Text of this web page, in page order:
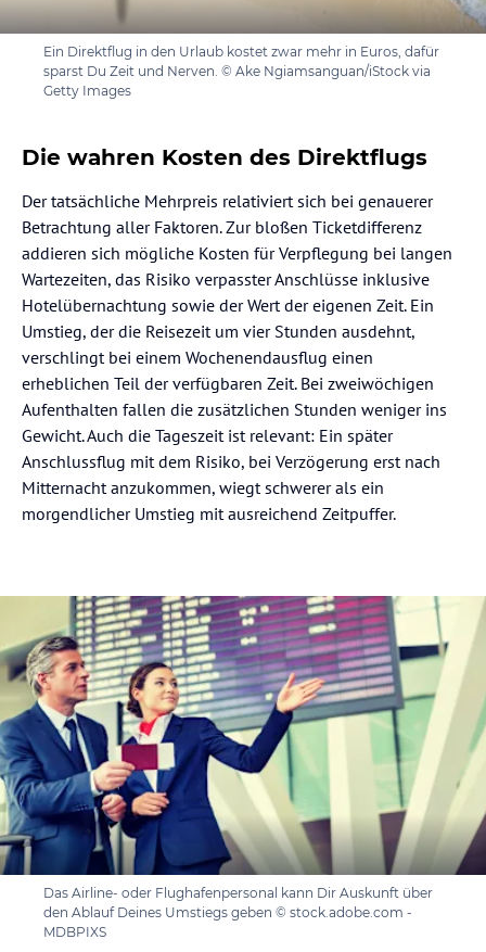
Ein Direktflug in den Urlaub kostet zwar mehr in Euros, dafür
sparst Du Zeit und Nerven. © Ake Ngiamsanguan/iStock via
Getty Images
Die wahren Kosten des Direktflugs
Der tatsächliche Mehrpreis relativiert sich bei genauerer
Betrachtung aller Faktoren. Zur bloßen Ticketdifferenz
addieren sich mögliche Kosten für Verpflegung bei langen
Wartezeiten, das Risiko verpasster Anschlüsse inklusive
Hotelübernachtung sowie der Wert der eigenen Zeit. Ein
Umstieg, der die Reisezeit um vier Stunden ausdehnt,
verschlingt bei einem Wochenendausflug einen
erheblichen Teil der verfügbaren Zeit. Bei zweiwöchigen
Aufenthalten fallen die zusätzlichen Stunden weniger ins
Gewicht. Auch die Tageszeit ist relevant: Ein später
Anschlussflug mit dem Risiko, bei Verzögerung erst nach
Mitternacht anzukommen, wiegt schwerer als ein
morgendlicher Umstieg mit ausreichend Zeitpuffer.
Das Airline- oder Flughafenpersonal kann Dir Auskunft über
den Ablauf Deines Umstiegs geben © stock.adobe.com -
MDBPIXS